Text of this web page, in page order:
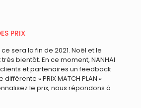
PRIX
sera la fin de 2021. Noël et le
bientôt. En ce moment, NANHAI
et partenaires un feedback
« PRIX MATCH PLAN »
le prix, nous répondons à